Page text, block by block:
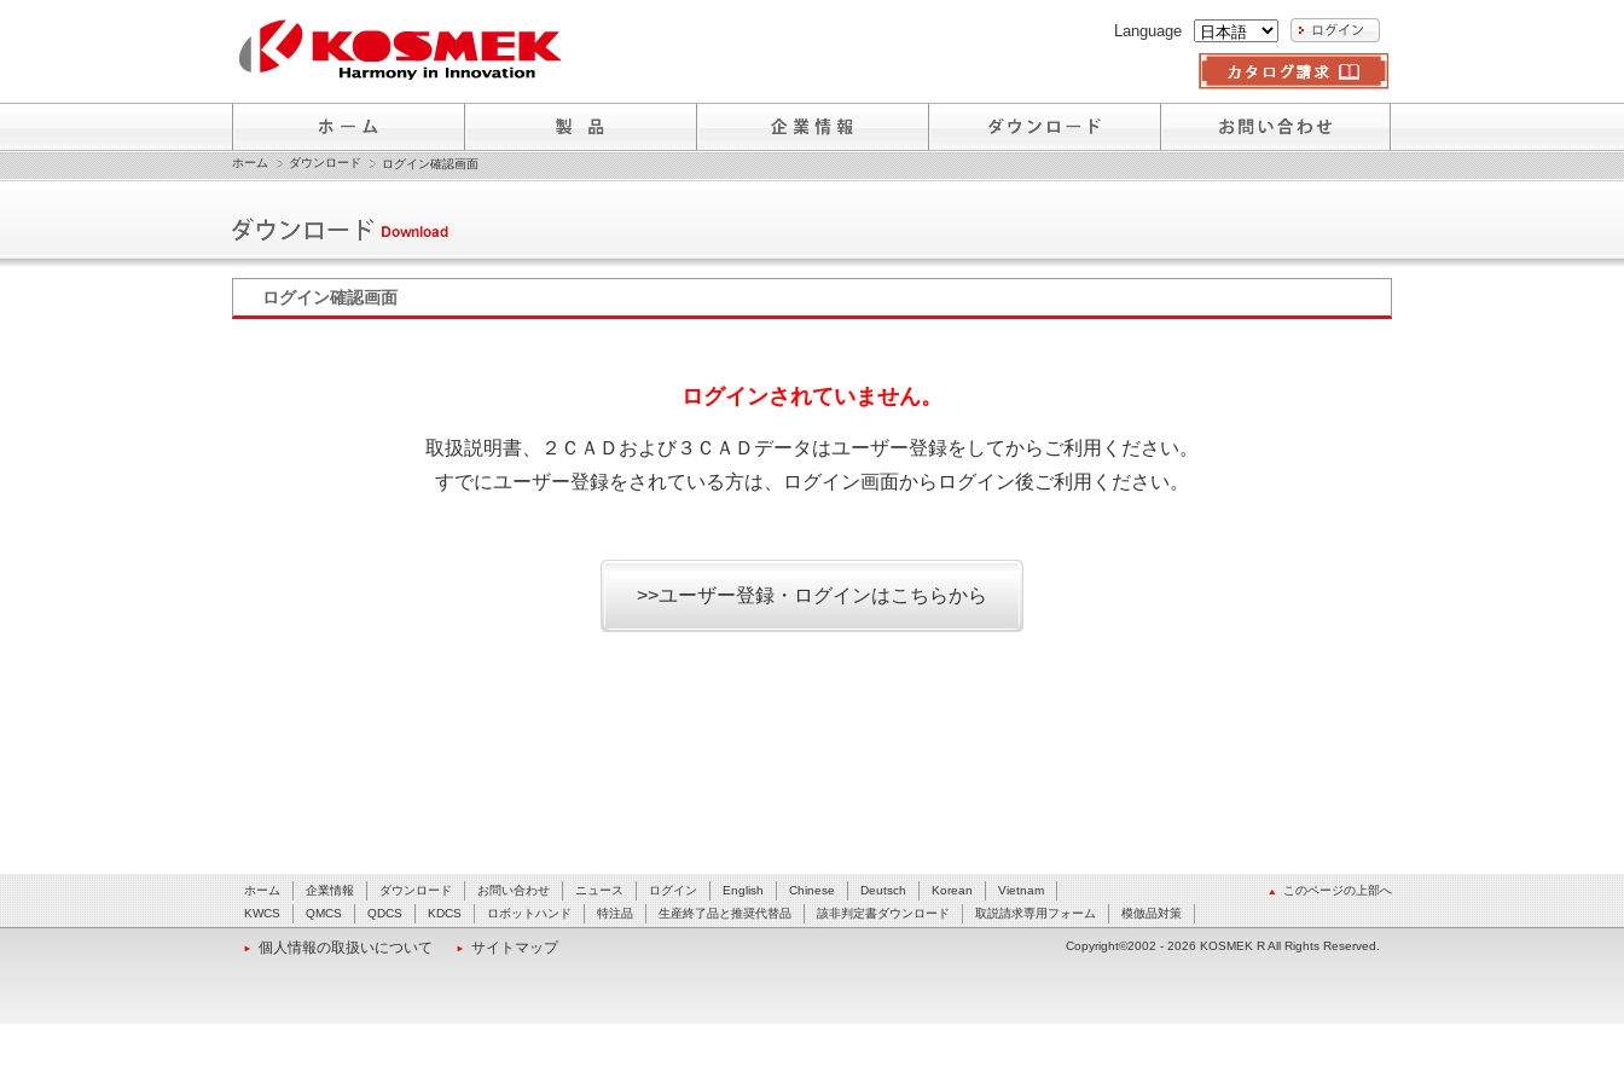
Language
ホーム ダウンロード ログイン確認画面
ログイン確認画面
ログインされていません。
取扱説明書、２ＣＡＤおよび３ＣＡＤデータはユーザー登録をしてからご利用ください。
すでにユーザー登録をされている方は、ログイン画面からログイン後ご利用ください。
>>ユーザー登録・ログインはこちらから
このページの上部へ
ホーム 企業情報 ダウンロード お問い合わせ ニュース ログイン English Chinese Deutsch Korean
Vietnam
KWCS
QMCS QDCS KDCS ロボットハンド 特注品 生産終了品と推奨代替品 該非判定書ダウンロード 取説請求専用フォーム 模倣品対策
個人情報の取扱いについて サイトマップ Copyright©2002 - 2026 KOSMEK R All Rights Reserved.